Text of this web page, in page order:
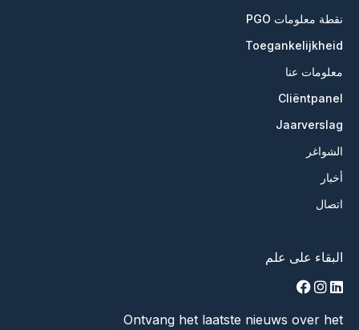
نقطة معلومات PGO
Toegankelijkheid
معلومات عنا
Cliëntpanel
Jaarverslag
الشواغر
أخبار
اتصال
البقاء على علم
linkedin
instagram
facebook
Ontvang het laatste nieuws over het